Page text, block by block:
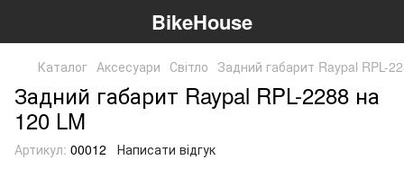
BikeHouse
Каталог Аксесуари Світло Задний габарит Raypal RPL-
Задний габарит Raypal RPL-2288 на
120 LM
Артикул: 00012 Написати відгук